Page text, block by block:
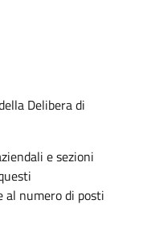
Delibera di
e sezioni
numero di posti